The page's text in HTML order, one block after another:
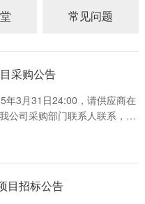
常见问题
采购公告
年3月31日24:00，请供应商在
公司采购部门联系人联系，并
目招标公告